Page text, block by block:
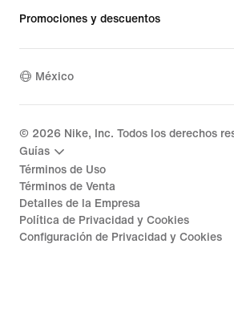
Promociones y descuentos
México
© 2026 Nike, Inc. Todos los derechos
Guías
Términos de Uso
Términos de Venta
Detalles de la Empresa
Política de Privacidad y Cookies
Configuración de Privacidad y Cookies